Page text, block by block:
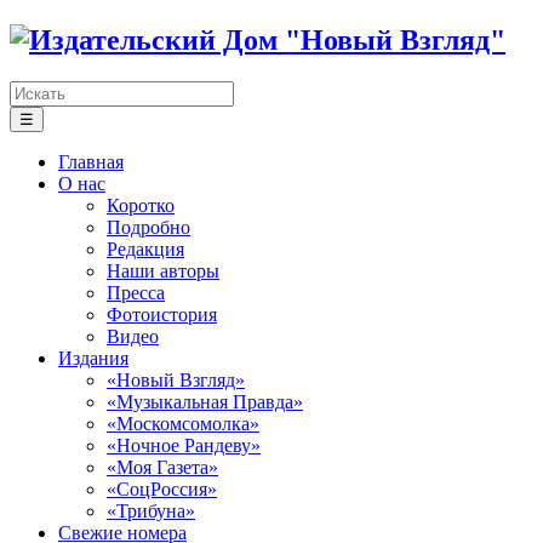
☰
Главная
О нас
Коротко
Подробно
Редакция
Наши авторы
Пресса
Фотоистория
Видео
Издания
«Новый Взгляд»
«Музыкальная Правда»
«Москомсомолка»
«Ночное Рандеву»
«Моя Газета»
«СоцРоссия»
«Трибуна»
Свежие номера